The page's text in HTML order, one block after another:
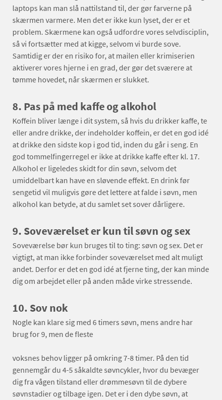
laptops kan man slå nattilstand til, der gør farverne på
skærmen varmere. Men det er ikke kun lyset, der er et
problem. Skærmene kan også udfordre vores selvdisciplin,
så vi fortsætter med at kigge, selvom vi burde sove.
Samtidig er der en risiko for, at mailen eller krimiserien
aktiverer vores hjerne i en grad, der gør det sværere at
tømme hovedet, når skærmen er slukket.
8. Pas på med kaffe og alkohol
Koffein bliver længe i dit system, så hvis du drikker kaffe, te
eller andre drikke, der indeholder koffein, er det en god idé
at drikke den sidste kop i god tid, inden du går i seng. En
god tommelfingerregel er ikke at drikke kaffe efter kl. 17.
Alkohol er ligeledes skidt for din søvn, selvom det
umiddelbart kan have en sløvende effekt. En drink før
sengetid vil muligvis gøre det lettere at falde i søvn, men
alkohol kan betyde, at du samlet set sover dårligere.
9. Soveværelset er kun til søvn og sex
Soveværelse bør kun bruges til to ting: søvn og sex. Det er
vigtigt, at man ikke forbinder soveværelset med alt muligt
andet. Derfor er det en god idé at fjerne ting, der kan minde
dig om arbejdet eller på anden måde virke stressende.
10. Sov nok
Nogle kan klare sig med 6 timers søvn, mens andre har
brug for 9, men de fleste
voksnes behov ligger på omkring 7-8 timer. På den tid
gennemgår du 4-5 såkaldte søvncykler, hvor du bevæger
dig fra vågen tilstand eller drømmesøvn til de dybere
søvnstadier og tilbage igen. Det er i den dybe søvn, at